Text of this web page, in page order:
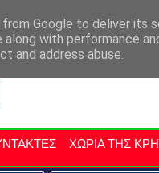
Ρέθυμνο Επαρχία
ΧΩΡΙΑ ΤΗΣ
Google to deliver its
along with performance
and address abuse.